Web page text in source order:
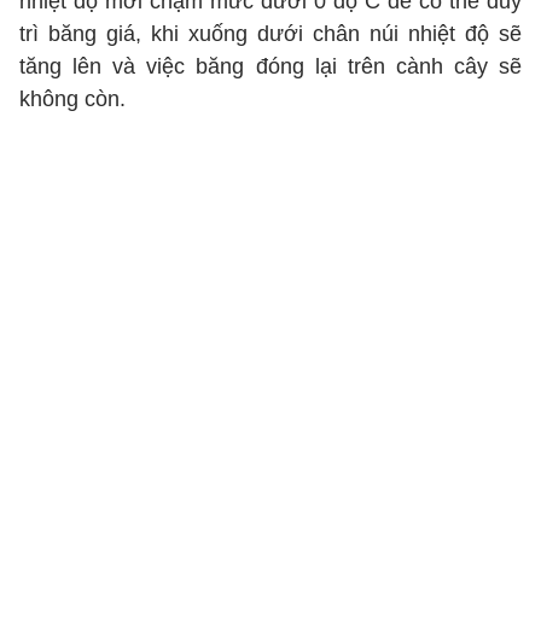
trì băng giá, khi xuống dưới chân núi nhiệt độ sẽ
tăng lên và việc băng đóng lại trên cành cây sẽ
không còn.